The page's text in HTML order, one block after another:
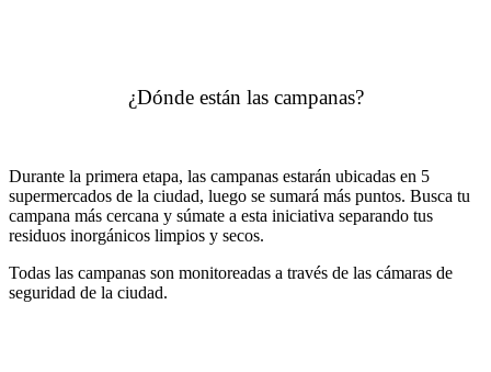
¿Dónde están las campanas?
Durante la primera etapa, las campanas estarán ubicadas en 5
supermercados de la ciudad, luego se sumará más puntos. Busca tu
campana más cercana y súmate a esta iniciativa separando tus
residuos inorgánicos limpios y secos.
Todas las campanas son monitoreadas a través de las cámaras de
seguridad de la ciudad.